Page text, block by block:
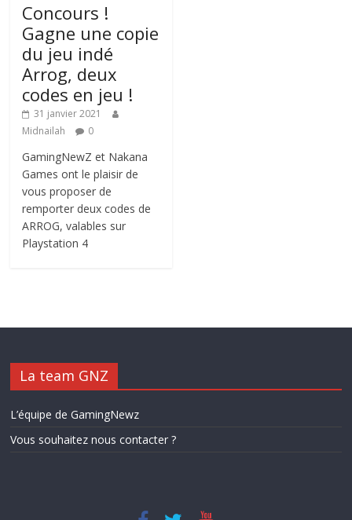
Concours !
Gagne une copie
du jeu indé
Arrog, deux
codes en jeu !
31 janvier 2021
Midnailah
0
GamingNewZ et Nakana
Games ont le plaisir de
vous proposer de
remporter deux codes de
ARROG, valables sur
Playstation 4
La team GNZ
L’équipe de GamingNewz
Vous souhaitez nous contacter ?